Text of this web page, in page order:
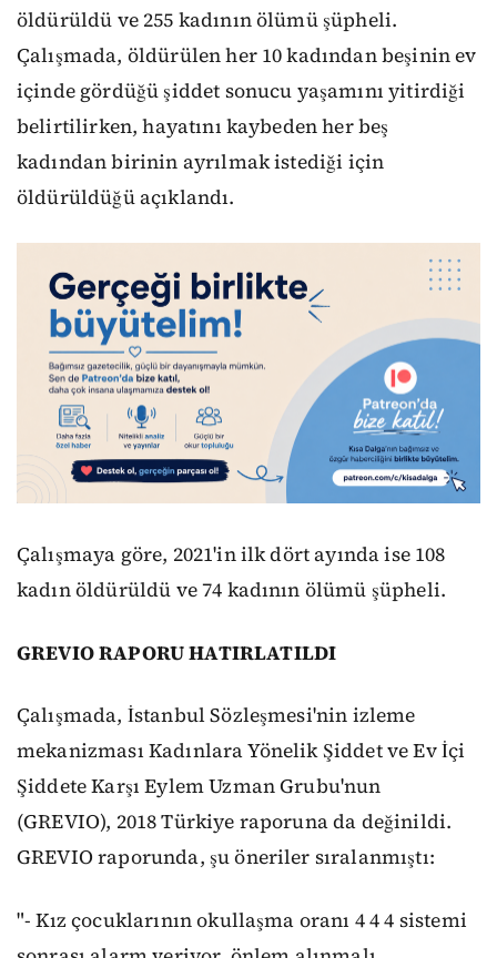
öldürüldü ve 255 kadının ölümü şüpheli.
Çalışmada, öldürülen her 10 kadından beşinin ev
içinde gördüğü şiddet sonucu yaşamını yitirdiği
belirtilirken, hayatını kaybeden her beş
kadından birinin ayrılmak istediği için
öldürüldüğü açıklandı.
Çalışmaya göre, 2021'in ilk dört ayında ise 108
kadın öldürüldü ve 74 kadının ölümü şüpheli.
GREVIO RAPORU HATIRLATILDI
Çalışmada, İstanbul Sözleşmesi'nin izleme
mekanizması Kadınlara Yönelik Şiddet ve Ev İçi
Şiddete Karşı Eylem Uzman Grubu'nun
(GREVIO), 2018 Türkiye raporuna da değinildi.
GREVIO raporunda, şu öneriler sıralanmıştı:
"- Kız çocuklarının okullaşma oranı 4 4 4 sistemi